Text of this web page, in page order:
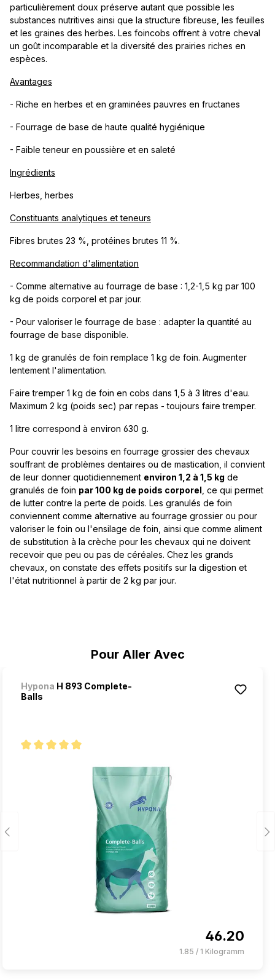
Pour Aller Avec
Hypona H 893 Complete-
Balls
46.20
1.85 / 1 Kilogramm
particulièrement doux préserve autant que possible les
substances nutritives ainsi que la structure fibreuse, les feuilles
et les graines des herbes. Les foincobs offrent à votre cheval
un goût incomparable et la diversité des prairies riches en
espèces.
Avantages
- Riche en herbes et en graminées pauvres en fructanes
- Fourrage de base de haute qualité hygiénique
- Faible teneur en poussière et en saleté
Ingrédients
Herbes, herbes
Constituants analytiques et teneurs
Fibres brutes 23 %, protéines brutes 11 %.
Recommandation d'alimentation
- Comme alternative au fourrage de base : 1,2-1,5 kg par 100
kg de poids corporel et par jour.
- Pour valoriser le fourrage de base : adapter la quantité au
fourrage de base disponible.
1 kg de granulés de foin remplace 1 kg de foin. Augmenter
lentement l'alimentation.
Faire tremper 1 kg de foin en cobs dans 1,5 à 3 litres d'eau.
Maximum 2 kg (poids sec) par repas - toujours faire tremper.
1 litre correspond à environ 630 g.
Pour couvrir les besoins en fourrage grossier des chevaux
souffrant de problèmes dentaires ou de mastication, il convient
de leur donner quotidiennement environ 1,2 à 1,5 kg de
granulés de foin par 100 kg de poids corporel , ce qui permet
de lutter contre la perte de poids. Les granulés de foin
conviennent comme alternative au fourrage grossier ou pour
valoriser le foin ou l'ensilage de foin, ainsi que comme aliment
de substitution à la crèche pour les chevaux qui ne doivent
recevoir que peu ou pas de céréales. Chez les grands
chevaux, on constate des effets positifs sur la digestion et
l'état nutritionnel à partir de 2 kg par jour.